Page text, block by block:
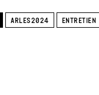
ARLES2024 ENTRETIEN